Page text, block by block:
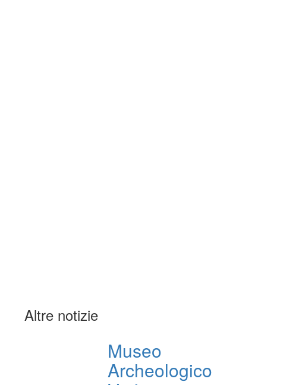
Altre notizie
Museo
Archeologico